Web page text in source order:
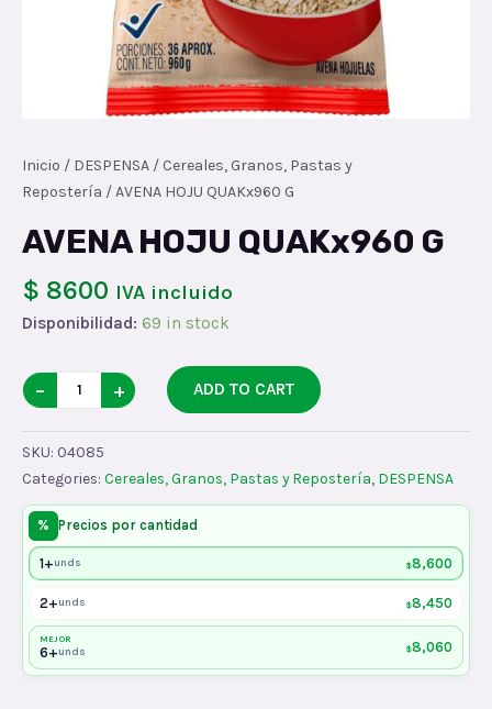
Inicio / DESPENSA / Cereales, Granos, Pastas y
Repostería / AVENA HOJU QUAKx960 G
AVENA HOJU QUAKx960 G
$ 8600 IVA incluido
Disponibilidad: 69 in stock
AVENA
HOJU
QUAKx960
G
quantity
− + ADD TO CART
SKU: 04085
Categories: Cereales, Granos, Pastas y Repostería, DESPENSA
% Precios por cantidad
1+unds $8,600
2+unds $8,450
MEJOR
6+unds $8,060